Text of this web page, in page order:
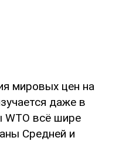
мировых цен на
даже в
WTO всё шире
Средней и